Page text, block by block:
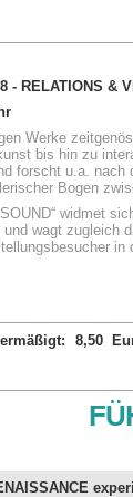
- RELATIONS &
Werke
bis hin zu
forscht u.a.
Bogen
widmet
und wagt zugleich
8,50